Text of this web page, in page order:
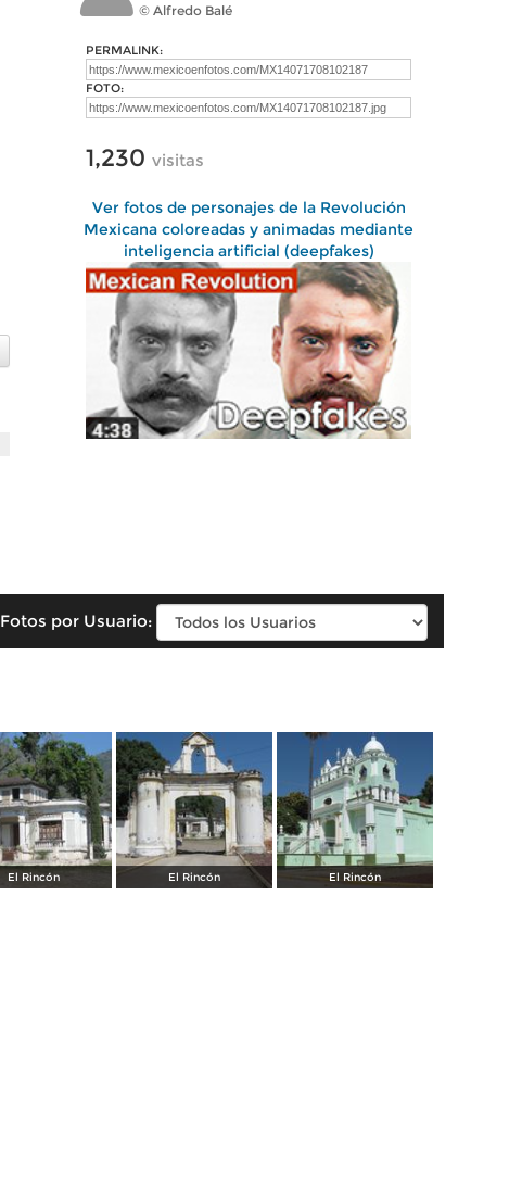
© Alfredo Balé
PERMALINK:
FOTO:
1,230 visitas
Ver fotos de personajes de la Revolución
Mexicana coloreadas y animadas mediante
inteligencia artificial (deepfakes)
Fotos por Usuario:
El Rincón El Rincón El Rincón